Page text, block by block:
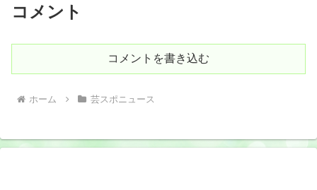
コメント
コメントを書き込む
ホーム 芸スポニュース